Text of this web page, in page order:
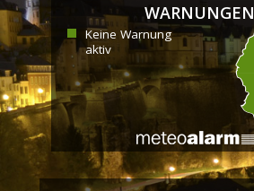
WARNUNGEN
Keine Warnung
aktiv